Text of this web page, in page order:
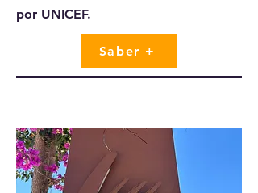
por UNICEF.
Saber +